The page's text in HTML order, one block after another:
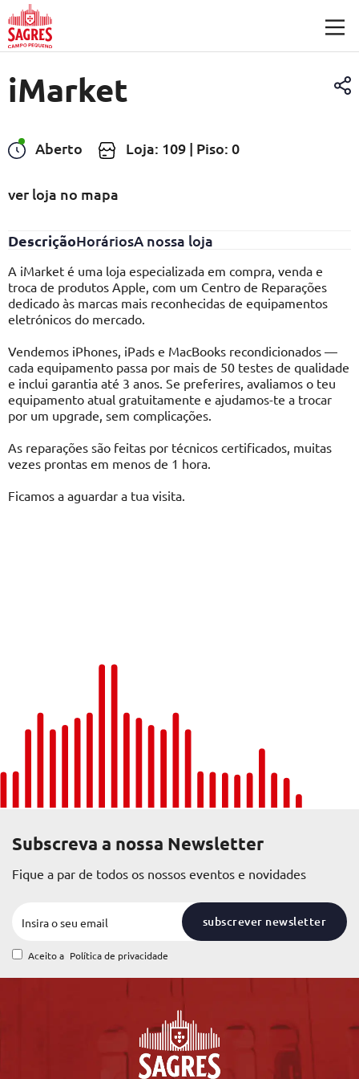
Saltar para o conteúdo principal
iMarket
Aberto Loja: 109 | Piso: 0
ver loja no mapa
DescriçãoHoráriosA nossa loja
A iMarket é uma loja especializada em compra, venda e
troca de produtos Apple, com um Centro de Reparações
dedicado às marcas mais reconhecidas de equipamentos
eletrónicos do mercado.
Vendemos iPhones, iPads e MacBooks recondicionados —
cada equipamento passa por mais de 50 testes de qualidade
e inclui garantia até 3 anos. Se preferires, avaliamos o teu
equipamento atual gratuitamente e ajudamos-te a trocar
por um upgrade, sem complicações.
As reparações são feitas por técnicos certificados, muitas
vezes prontas em menos de 1 hora.
Ficamos a aguardar a tua visita.
Subscreva a nossa Newsletter
Fique a par de todos os nossos eventos e novidades
subscrever newsletter
Aceito a Política de privacidade